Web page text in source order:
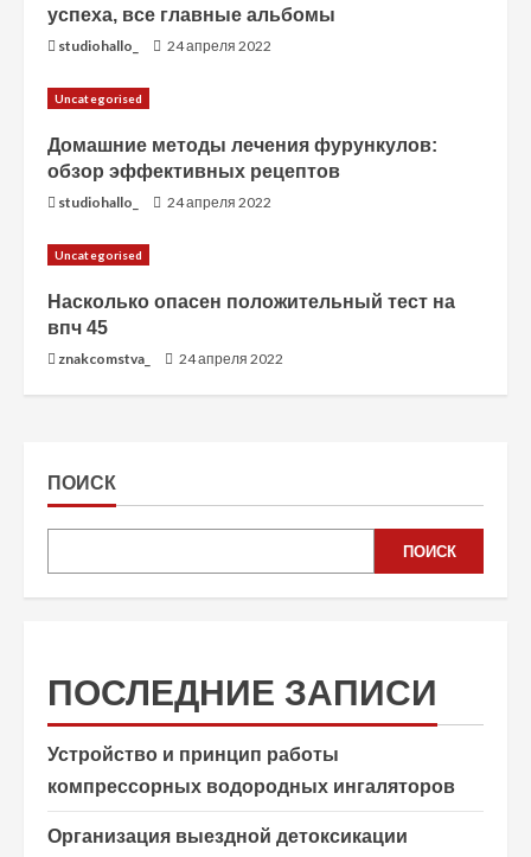
успеха, все главные альбомы
studiohallo_ 24 апреля 2022
Uncategorised
Домашние методы лечения фурункулов:
обзор эффективных рецептов
studiohallo_ 24 апреля 2022
Uncategorised
Насколько опасен положительный тест на
впч 45
znakcomstva_ 24 апреля 2022
ПОИСК
ПОИСК
ПОСЛЕДНИЕ ЗАПИСИ
Устройство и принцип работы
компрессорных водородных ингаляторов
Организация выездной детоксикации